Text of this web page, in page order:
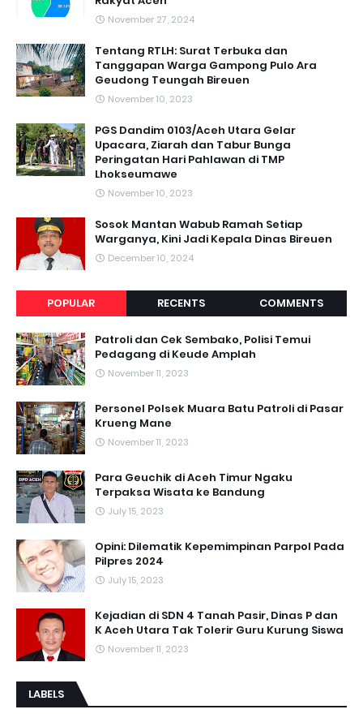
November 27, 2024
Tentang RTLH: Surat Terbuka dan
Tanggapan Warga Gampong Pulo Ara
Geudong Teungah Bireuen
November 10, 2023
PGS Dandim 0103/Aceh Utara Gelar
Upacara, Ziarah dan Tabur Bunga
Peringatan Hari Pahlawan di TMP
Lhokseumawe
November 10, 2023
Sosok Mantan Wabub Ramah Setiap
Warganya, Kini Jadi Kepala Dinas Bireuen
December 10, 2024
POPULAR RECENTS COMMENTS
Patroli dan Cek Sembako, Polisi Temui
Pedagang di Keude Amplah
November 11, 2023
Personel Polsek Muara Batu Patroli di Pasar
Krueng Mane
November 11, 2023
Para Geuchik di Aceh Timur Ngaku
Terpaksa Wisata ke Bandung
July 15, 2023
Opini: Dilematik Kepemimpinan Parpol Pada
Pilpres 2024
July 15, 2023
Kejadian di SDN 4 Tanah Pasir, Dinas P dan
K Aceh Utara Tak Tolerir Guru Kurung Siswa
November 11, 2023
LABELS